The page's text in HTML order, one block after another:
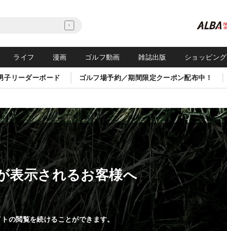
ライフ 漫画 ゴルフ動画 雑誌出版 ショッピング
リーダーボード ゴルフ場予約／期間限定クーポン配布中！
表示されるお客様へ
の閲覧を続けることができます。